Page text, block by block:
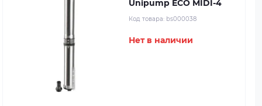
Unipump ECO MIDI-4
Код товара: bs000038
Нет в наличии